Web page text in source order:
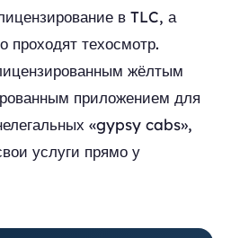
в TLC, а
проходят техосмотр.
жёлтым
приложением для
«gypsy cabs»,
услуги прямо у